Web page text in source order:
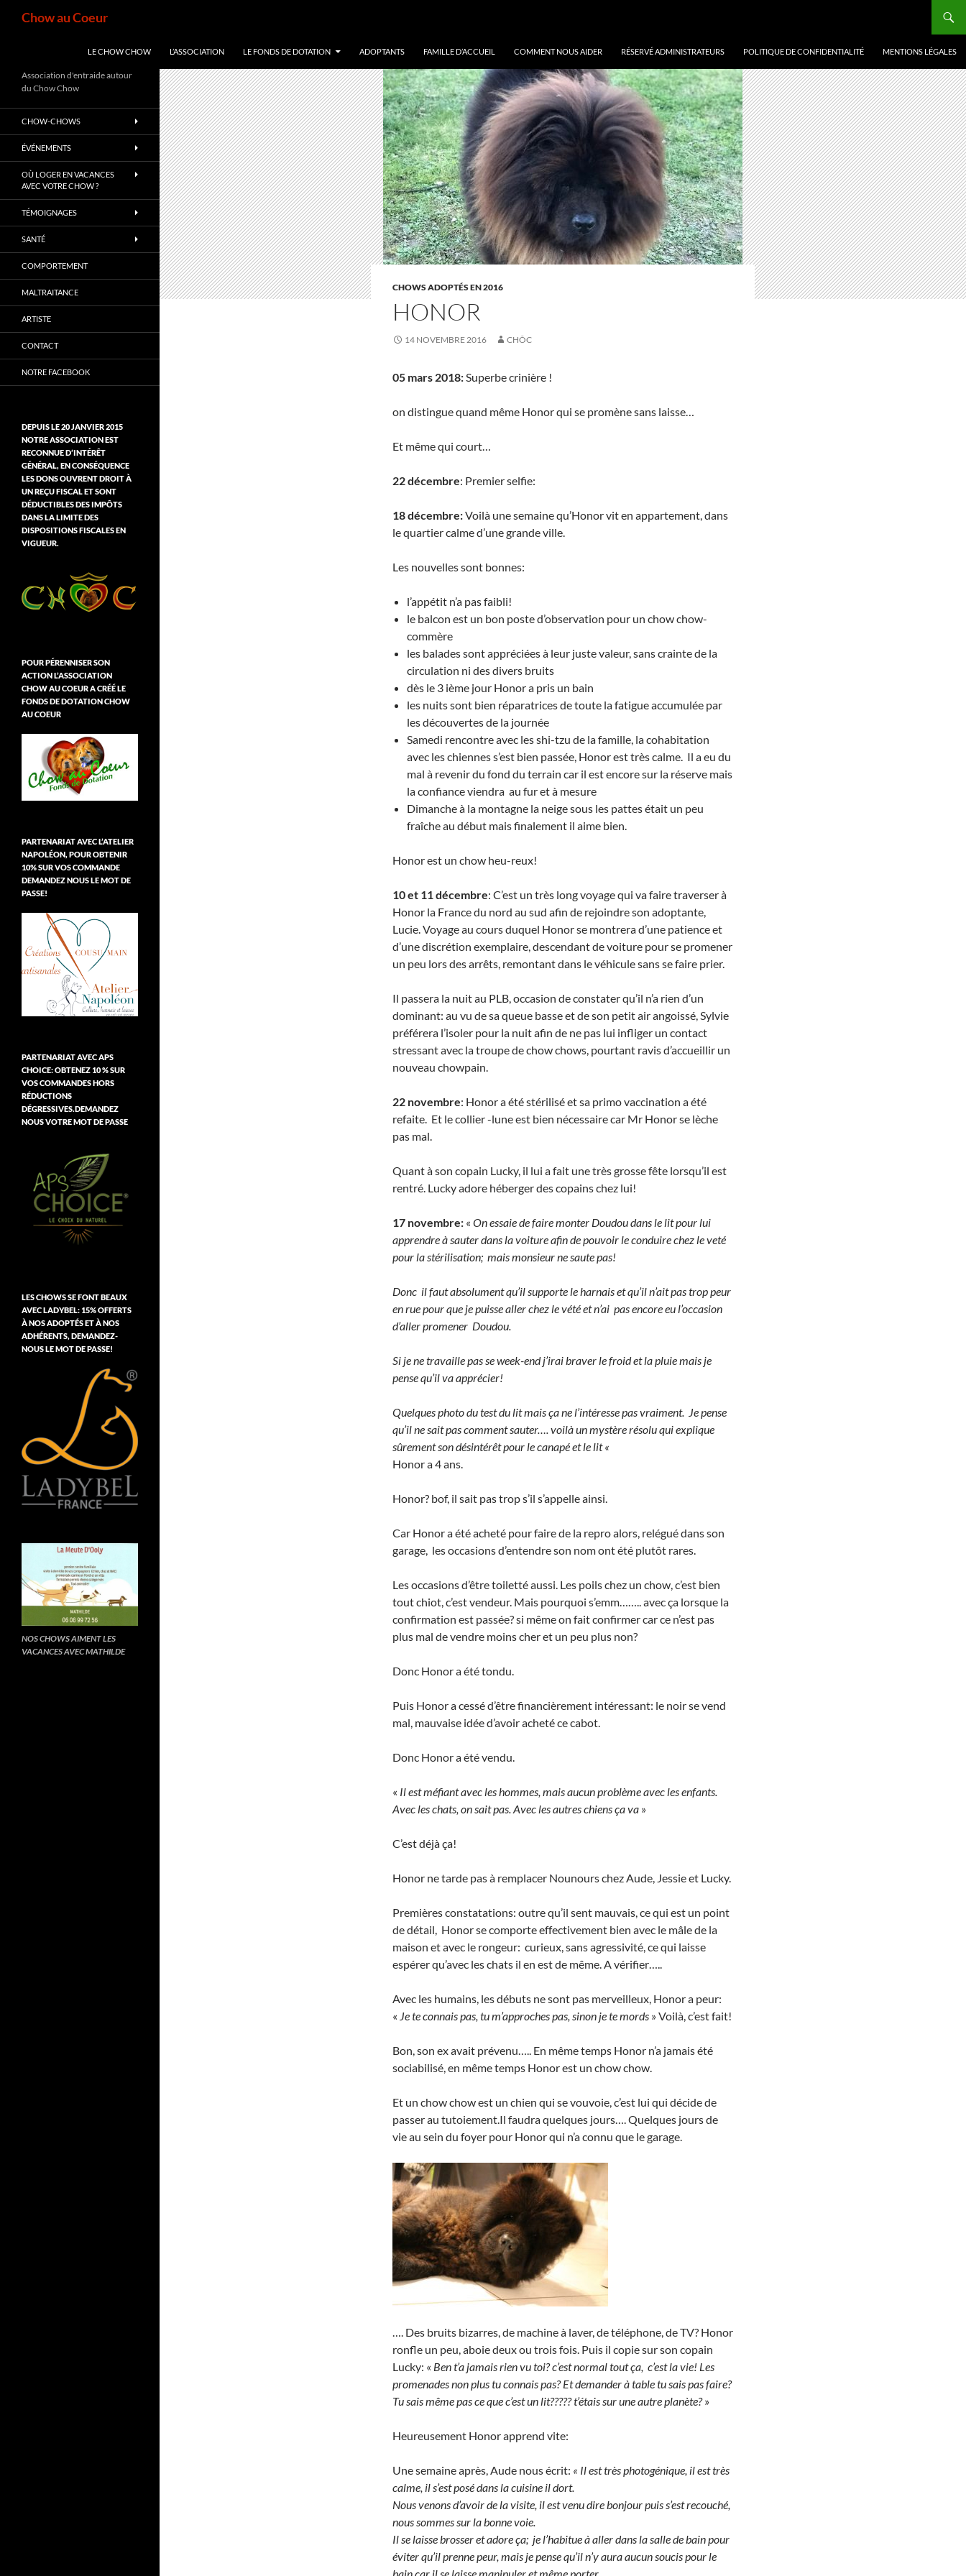
Chow au Coeur
LE CHOW CHOW L’ASSOCIATION LE FONDS DE DOTATION ADOPTANTS FAMILLE D’ACCUEIL COMMENT NOUS AIDER RÉSERVÉ ADMINISTRATEURS POLITIQUE DE CONFIDENTIALITÉ MENTIONS LÉGALES
CHOWS ADOPTÉS EN 2016
HONOR
14 NOVEMBRE 2016 CHÔC
05 mars 2018:Superbe crinière !
on distingue quand même Honor qui se promène sans laisse…
Et même qui court…
22 décembre: Premier selfie:
18 décembre:Voilà une semaine qu’Honor vit en appartement, dans
le quartier calme d’une grande ville.
Les nouvelles sont bonnes:
l’appétit n’a pas faibli!
le balcon est un bon poste d’observation pour un chow chow-
commère
les balades sont appréciées à leur juste valeur, sans crainte de la
circulation ni des divers bruits
dès le 3 ième jour Honor a pris un bain
les nuits sont bien réparatrices de toute la fatigue accumulée par
les découvertes de la journée
Samedi rencontre avec les shi-tzu de la famille, la cohabitation
avec les chiennes s’est bien passée, Honor est très calme. Il a eu du
mal à revenir du fond du terrain car il est encore sur la réserve mais
la confiance viendra au fur et à mesure
Dimanche à la montagne la neige sous les pattes était un peu
fraîche au début mais finalement il aime bien.
Honor est un chow heu-reux!
10 et 11 décembre: C’est un très long voyage qui va faire traverser à
Honor la France du nord au sud afin de rejoindre son adoptante,
Lucie. Voyage au cours duquel Honor se montrera d’une patience et
d’une discrétion exemplaire, descendant de voiture pour se promener
un peu lors des arrêts, remontant dans le véhicule sans se faire prier.
Il passera la nuit au PLB, occasion de constater qu’il n’a rien d’un
dominant: au vu de sa queue basse et de son petit air angoissé, Sylvie
préférera l’isoler pour la nuit afin de ne pas lui infliger un contact
stressant avec la troupe de chow chows, pourtant ravis d’accueillir un
nouveau chowpain.
22 novembre: Honor a été stérilisé et sa primo vaccination a été
refaite. Et le collier -lune est bien nécessaire car Mr Honor se lèche
pas mal.
Quant à son copain Lucky, il lui a fait une très grosse fête lorsqu’il est
rentré. Lucky adore héberger des copains chez lui!
17 novembre: « On essaie de faire monter Doudou dans le lit pour lui
apprendre à sauter dans la voiture afin de pouvoir le conduire chez le veté
pour la stérilisation; mais monsieur ne saute pas!
Donc il faut absolument qu’il supporte le harnais et qu’il n’ait pas trop peur
en rue pour que je puisse aller chez le vété et n’ai pas encore eu l’occasion
d’aller promener Doudou.
Si je ne travaille pas se week-end j’irai braver le froid et la pluie mais je
pense qu’il va apprécier!
Quelques photo du test du lit mais ça ne l’intéresse pas vraiment. Je pense
qu’il ne sait pas comment sauter…. voilà un mystère résolu qui explique
sûrement son désintérêt pour le canapé et le lit«
Honor a 4 ans.
Honor? bof, il sait pas trop s’il s’appelle ainsi.
Car Honor a été acheté pour faire de la repro alors, relégué dans son
garage, les occasions d’entendre son nom ont été plutôt rares.
Les occasions d’être toiletté aussi. Les poils chez un chow, c’est bien
tout chiot, c’est vendeur. Mais pourquoi s’emm…….. avec ça lorsque la
confirmation est passée? si même on fait confirmer car ce n’est pas
plus mal de vendre moins cher et un peu plus non?
Donc Honor a été tondu.
Puis Honor a cessé d’être financièrement intéressant: le noir se vend
mal, mauvaise idée d’avoir acheté ce cabot.
Donc Honor a été vendu.
« Il est méfiant avec les hommes, mais aucun problème avec les enfants.
Avec les chats, on sait pas. Avec les autres chiens ça va »
C’est déjà ça!
Honor ne tarde pas à remplacer Nounours chez Aude, Jessie et Lucky.
Premières constatations: outre qu’il sent mauvais, ce qui est un point
de détail, Honor se comporte effectivement bien avec le mâle de la
maison et avec le rongeur: curieux, sans agressivité, ce qui laisse
espérer qu’avec les chats il en est de même. A vérifier…..
Avec les humains, les débuts ne sont pas merveilleux, Honor a peur:
« Je te connais pas, tu m’approches pas, sinon je te mords » Voilà, c’est fait!
Bon, son ex avait prévenu….. En même temps Honor n’a jamais été
sociabilisé, en même temps Honor est un chow chow.
Et un chow chow est un chien qui se vouvoie, c’est lui qui décide de
passer au tutoiement.Il faudra quelques jours…. Quelques jours de
vie au sein du foyer pour Honor qui n’a connu que le garage.
…. Des bruits bizarres, de machine à laver, de téléphone, de TV? Honor
ronfle un peu, aboie deux ou trois fois. Puis il copie sur son copain
Lucky: « Ben t’a jamais rien vu toi? c’est normal tout ça, c’est la vie! Les
promenades non plus tu connais pas? Et demander à table tu sais pas faire?
Tu sais même pas ce que c’est un lit????? t’étais sur une autre planète?»
Heureusement Honor apprend vite:
Une semaine après, Aude nous écrit: « Il est très photogénique, il est très
calme, il s’est posé dans la cuisine il dort.
Nous venons d’avoir de la visite, il est venu dire bonjour puis s’est recouché,
nous sommes sur la bonne voie.
Il se laisse brosser et adore ça; je l’habitue à aller dans la salle de bain pour
éviter qu’il prenne peur, mais je pense qu’il n’y aura aucun soucis pour le
Association d'entraide autour
du Chow Chow
CHOW-CHOWS
ÉVÉNEMENTS
OÙ LOGER EN VACANCES
AVEC VOTRE CHOW ?
TÉMOIGNAGES
SANTÉ
COMPORTEMENT
MALTRAITANCE
ARTISTE
CONTACT
NOTRE FACEBOOK
DEPUIS LE 20 JANVIER 2015
NOTRE ASSOCIATION EST
RECONNUE D’INTÉRÊT
GÉNÉRAL, EN CONSÉQUENCE
LES DONS OUVRENT DROIT À
UN REÇU FISCAL ET SONT
DÉDUCTIBLES DES IMPÔTS
DANS LA LIMITE DES
DISPOSITIONS FISCALES EN
VIGUEUR.
POUR PÉRENNISER SON
ACTION L’ASSOCIATION
CHOW AU COEUR A CRÉÉ LE
FONDS DE DOTATION CHOW
AU COEUR
PARTENARIAT AVEC L’ATELIER
NAPOLÉON, POUR OBTENIR
10% SUR VOS COMMANDE
DEMANDEZ NOUS LE MOT DE
PASSE!
PARTENARIAT AVEC APS
CHOICE: OBTENEZ 10 % SUR
VOS COMMANDES HORS
RÉDUCTIONS
DÉGRESSIVES.DEMANDEZ
NOUS VOTRE MOT DE PASSE
LES CHOWS SE FONT BEAUX
AVEC LADYBEL: 15% OFFERTS
À NOS ADOPTÉS ET À NOS
ADHÉRENTS, DEMANDEZ-
NOUS LE MOT DE PASSE!
NOS CHOWS AIMENT LES
VACANCES AVEC MATHILDE